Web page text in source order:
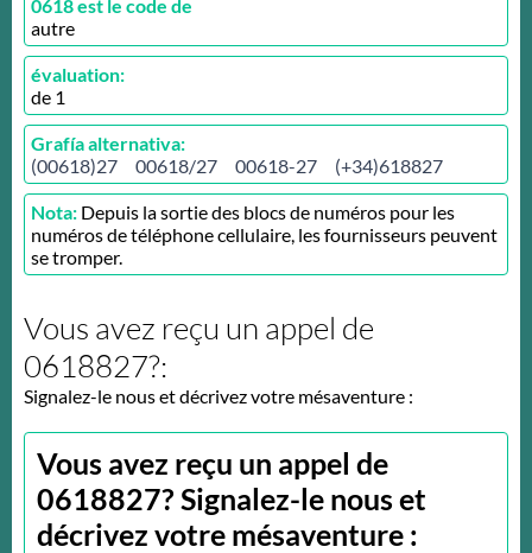
0618 est le code de
autre
évaluation:
de 1
Grafía alternativa:
(00618)27
00618/27 00618-27 (+34)618827
Nota: Depuis la sortie des blocs de numéros pour les
numéros de téléphone cellulaire, les fournisseurs peuvent
se tromper.
Vous avez reçu un appel de
0618827?:
Signalez-le nous et décrivez votre mésaventure :
Vous avez reçu un appel de
0618827? Signalez-le nous et
décrivez votre mésaventure :